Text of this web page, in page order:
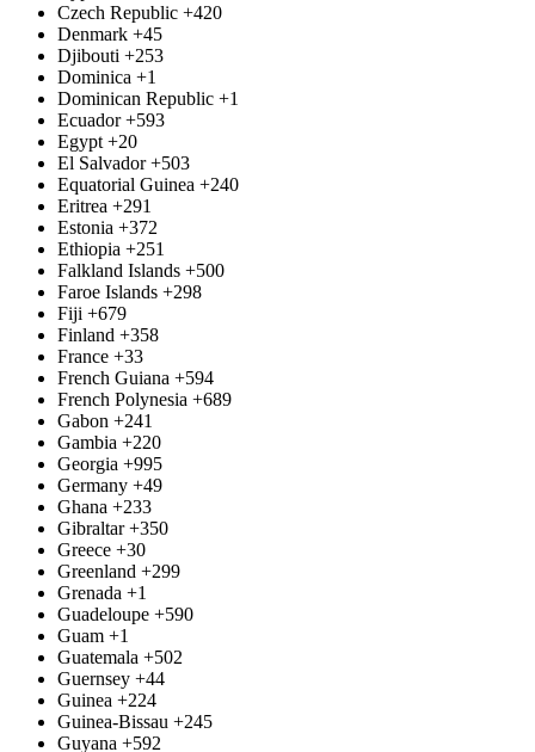
Czech Republic +420
Denmark +45
Djibouti +253
Dominica +1
Dominican Republic +1
Ecuador +593
Egypt +20
El Salvador +503
Equatorial Guinea +240
Eritrea +291
Estonia +372
Ethiopia +251
Falkland Islands +500
Faroe Islands +298
Fiji +679
Finland +358
France +33
French Guiana +594
French Polynesia +689
Gabon +241
Gambia +220
Georgia +995
Germany +49
Ghana +233
Gibraltar +350
Greece +30
Greenland +299
Grenada +1
Guadeloupe +590
Guam +1
Guatemala +502
Guernsey +44
Guinea +224
Guinea-Bissau +245
Guyana +592